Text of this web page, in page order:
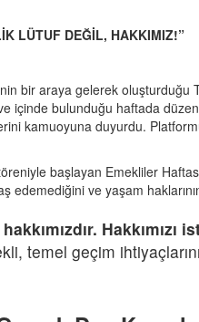
LÜTUF DEĞİL, HAKKIMIZ!”
bir araya gelerek oluşturduğu
içinde bulunduğu haftada
kamuoyuna duyurdu.
başlayan Emekliler
ve yaşam
Hakkımızı
temel geçim